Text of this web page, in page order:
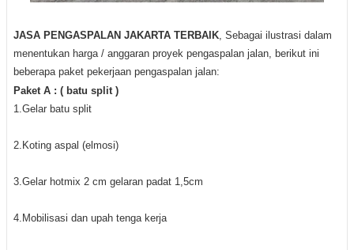
JASA PENGASPALAN JAKARTA TERBAIK , Sebagai ilustrasi dalam
menentukan harga / anggaran proyek pengaspalan jalan, berikut ini
beberapa paket pekerjaan pengaspalan jalan:
Paket A : ( batu split )
1.Gelar batu split
2.Koting aspal (elmosi)
3.Gelar hotmix 2 cm gelaran padat 1,5cm
4.Mobilisasi dan upah tenga kerja